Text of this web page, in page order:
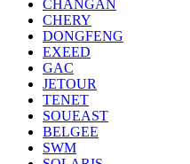
CHANGAN
CHERY
DONGFENG
EXEED
GAC
JETOUR
TENET
SOUEAST
BELGEE
SWM